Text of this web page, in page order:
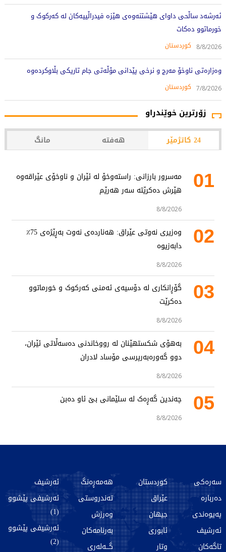
ئەرشەد ساڵحی داوای هێشتنەوەی هێزە فیدراڵییەکان لە کەرکوک و
خورماتوو دەکات
8/8/2026 کوردستان
وەزارەتی ناوخۆ مەرج و نرخی پێدانی مۆڵەتی جام تاریکی بڵاوکردەوە
7/8/2026 کوردستان
زۆرترین خوێندراو
24 کاتژمێر هەفتە مانگ
01
مەسرور بارزانی: راستەوخۆ لە ئێران و ناوخۆی عێراقەوە
هێرش دەکرێتە سەر هەرێم
8/8/2026
02
وەزیری نەوتی عێراق: هەناردەی نەوت بەڕێژەی 75٪
دابەزیوە
8/8/2026
03
گۆڕانکاری لە دۆسیەی ئەمنی کەرکوک و خورماتوو
دەکرێت
8/8/2026
04
بەهۆی شکستهێنان لە رووخاندنی دەسەڵاتی ئێران،
دوو گەورەبەرپرسی مۆساد لادران
8/8/2026
05 چەندین گەڕەک لە سلێمانی بێ ئاو دەبن
8/8/2026
سەرەکی
دەربارە
پەیوەندی
ئەرشیف
تاگەکان
کوردستان
عێراق
جیهان
ئابوری
وتار
هەمەڕەنگ
تەندروستی
وەرزش
بەرنامەکان
گـــەلەری
ئەرشیف
ئەرشیفی پێشوو
(1)
ئەرشیفی پێشوو
(2)